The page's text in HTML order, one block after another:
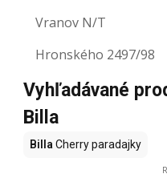
Vranov N/T
Hronského 2497/98
Vyhľadávané
Billa
Billa Cherry paradajky